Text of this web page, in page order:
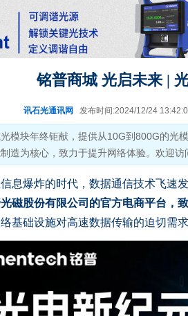
铭普商城 光启未来 |
讯石光通讯网 发布时间:2024/12/24
模块年终钜献，提供从10G到800G的光
造为核心，致力于提升网络体验。欢迎
息爆炸的时代，数据通信技术飞速
磁股份有限公司的官方电商平台，
基础设施对高速数据传输的迫切需求